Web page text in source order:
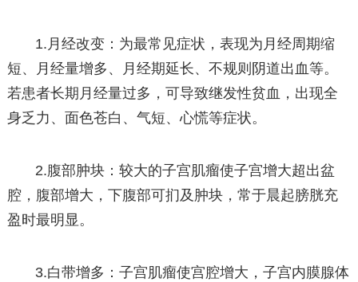
1.月经改变：为最常见症状，表现为月经周期缩
短、月经量增多、月经期延长、不规则阴道出血等。
若患者长期月经量过多，可导致继发性贫血，出现全
身乏力、面色苍白、气短、心慌等症状。
2.腹部肿块：较大的子宫肌瘤使子宫增大超出盆
腔，腹部增大，下腹部可扪及肿块，常于晨起膀胱充
盈时最明显。
3.白带增多：子宫肌瘤使宫腔增大，子宫内膜腺体